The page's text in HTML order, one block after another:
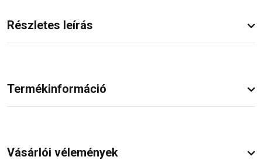
Részletes leírás
Termékinformáció
Vásárlói vélemények